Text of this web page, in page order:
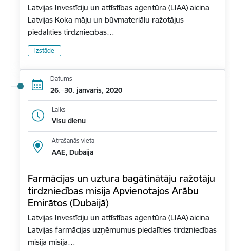
Latvijas Investīciju un attīstības aģentūra (LIAA) aicina
Latvijas Koka māju un būvmateriālu ražotājus
piedalīties tirdzniecības…
Izstāde
Datums
26.–30. janvāris, 2020
Laiks
Visu dienu
Atrašanās vieta
AAE, Dubaija
Farmācijas un uztura bagātinātāju ražotāju
tirdzniecības misija Apvienotajos Arābu
Emirātos (Dubaijā)
Latvijas Investīciju un attīstības aģentūra (LIAA) aicina
Latvijas farmācijas uzņēmumus piedalīties tirdzniecības
misijā misijā…